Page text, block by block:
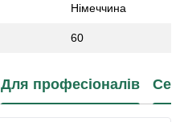
Німеччина
60
Для професіоналів